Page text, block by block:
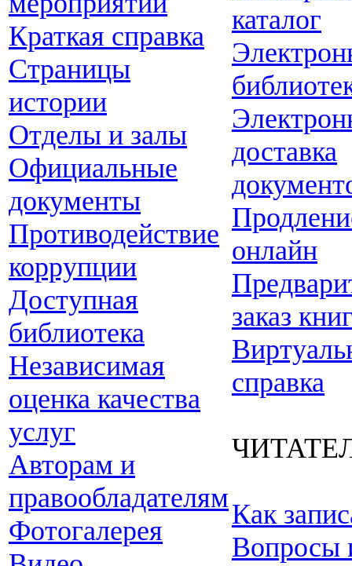
Краткая справка
Страницы
истории
Отделы и залы
Официальные
документы
Противодействие
коррупции
Доступная
библиотека
Независимая
оценка качества
услуг
Авторам и
правообладателям
Фотогалерея
каталог
доставка
онлайн
заказ
справка
Как
Вопросы